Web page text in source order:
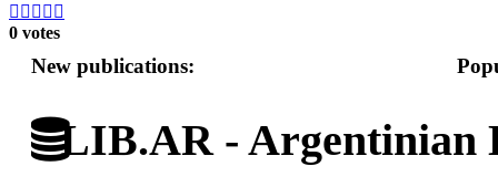
    
0 votes
New publications:
LIB.AR - Argentinian